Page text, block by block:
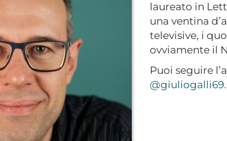
laureato in
una ventina
televisive, i
ovviamente il
Puoi seguire
@giuliogalli69.